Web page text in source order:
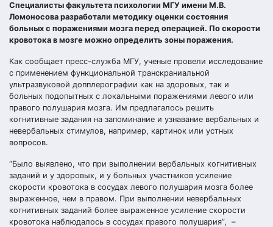
Специалисты факультета психологии МГУ имени М.В.
Ломоносова разработали методику оценки состояния
больных с поражениями мозга перед операцией. По скорости
кровотока в мозге можно определить зоны поражения.
Как сообщает пресс-служба МГУ, ученые провели исследование
с применением функциональной транскраниальной
ультразвуковой допплерографии как на здоровых, так и
больных подопытных с локальными поражениями левого или
правого полушария мозга. Им предлагалось решить
когнитивные задания на запоминание и узнавание вербальных и
невербальных стимулов, например, картинок или устных
вопросов.
“Было выявлено, что при выполнении вербальных когнитивных
заданий и у здоровых, и у больных участников усиление
скорости кровотока в сосудах левого полушария мозга более
выраженное, чем в правом. При выполнении невербальных
когнитивных заданий более выраженное усиление скорости
кровотока наблюдалось в сосудах правого полушария”, –